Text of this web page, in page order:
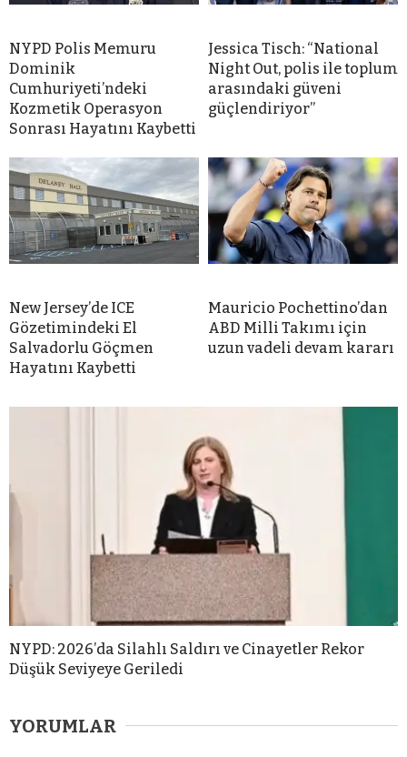
NYPD Polis Memuru
Dominik
Cumhuriyeti’ndeki
Kozmetik Operasyon
Sonrası Hayatını Kaybetti
Jessica Tisch: “National
Night Out, polis ile toplum
arasındaki güveni
güçlendiriyor”
New Jersey’de ICE
Gözetimindeki El
Salvadorlu Göçmen
Hayatını Kaybetti
Mauricio Pochettino’dan
ABD Milli Takımı için
uzun vadeli devam kararı
NYPD: 2026’da Silahlı Saldırı ve Cinayetler Rekor
Düşük Seviyeye Geriledi
YORUMLAR